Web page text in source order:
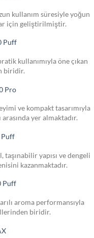
kullanım süresiyle yoğun
için geliştirilmiştir.
Puff
kullanımıyla öne çıkan
biridir.
Pro
ve kompakt tasarımıyla
yer almaktadır.
Puff
yapısı ve dengeli
kazanmaktadır.
Puff
aroma performansıyla
biridir.